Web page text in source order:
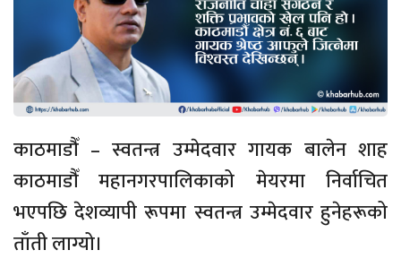
काठमाडौँ – स्वतन्त्र उम्मेदवार गायक बालेन शाह
काठमाडौँ महानगरपालिकाको मेयरमा निर्वाचित
भएपछि देशव्यापी रूपमा स्वतन्त्र उम्मेदवार हुनेहरूको
ताँती लाग्यो।